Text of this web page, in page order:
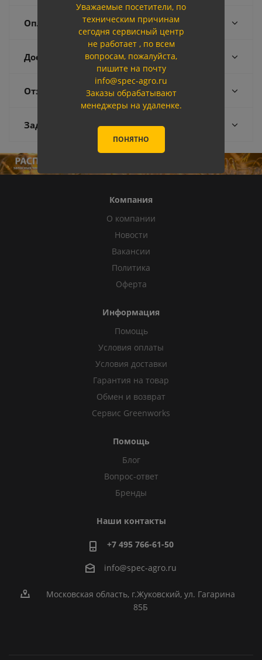
Оплата
Доставка
Отзывы
Задать вопрос
Компания
О компании
Новости
Вакансии
Политика
Оферта
Информация
Помощь
Условия оплаты
Условия доставки
Гарантия на товар
Обмен и возврат
Сервис Greenworks
Помощь
Блог
Вопрос-ответ
Бренды
Наши контакты
+7 495 766-61-50
info@spec-agro.ru
Московская область, г.Жуковский, ул. Гагарина
85Б
Уважаемые посетители, по
техническим причинам
сегодня сервисный центр
не работает , по всем
вопросам, пожалуйста,
пишите на почту
info@spec-agro.ru
Заказы обрабатывают
менеджеры на удаленке.
ПОНЯТНО